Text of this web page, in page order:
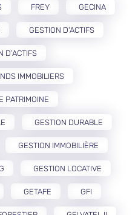
FREY GECINA
GESTION D'ACTIFS
D’ACTIFS
IMMOBILIERS
PATRIMOINE
GESTION DURABLE
GESTION IMMOBILIÈRE
GESTION LOCATIVE
GETAFE GFI